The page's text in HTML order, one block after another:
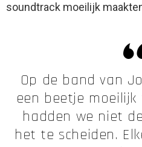
soundtrack moeilijk
Op de band van
een beetje
hadden we niet
het te scheiden.